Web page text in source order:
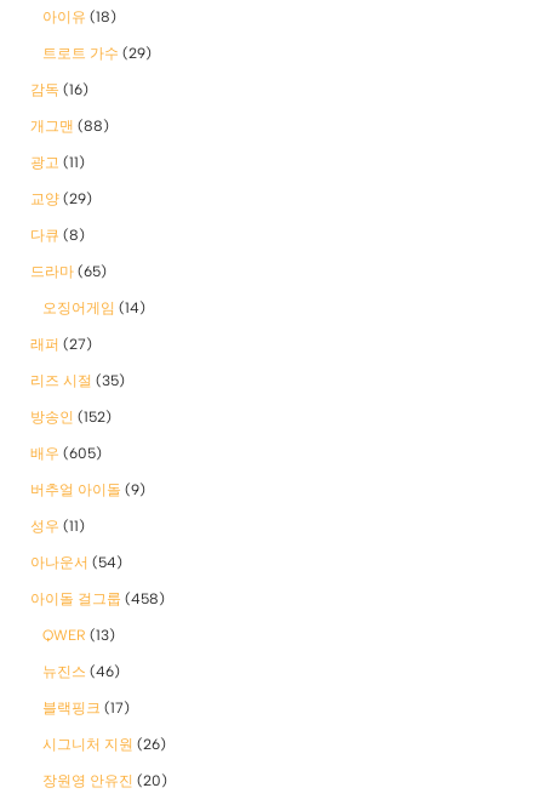
아이유 (18)
트로트 가수 (29)
감독 (16)
개그맨 (88)
광고 (11)
교양 (29)
다큐 (8)
드라마 (65)
오징어게임 (14)
래퍼 (27)
리즈 시절 (35)
방송인 (152)
배우 (605)
버추얼 아이돌 (9)
성우 (11)
아나운서 (54)
아이돌 걸그룹 (458)
QWER (13)
뉴진스 (46)
블랙핑크 (17)
시그니처 지원 (26)
장원영 안유진 (20)